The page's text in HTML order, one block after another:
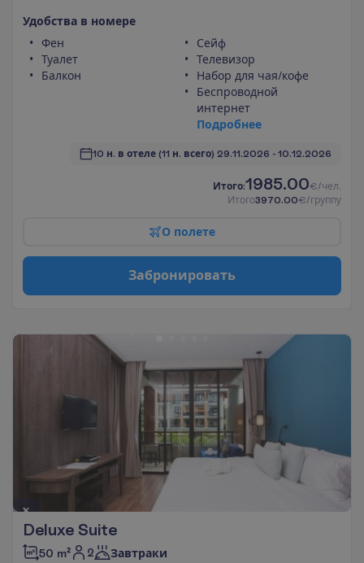
Удобства в номере
Фен
Туалет
Балкон
Сейф
Телевизор
Набор для чая/кофе
Беспроводной
интернет
Подробнее
10 н. в отеле (11 н. всего) 29.11.2026 - 10.12.2026
Итого:1985.00€/чел.
Итого3970.00€/группу
О полете
Забронировать
Deluxe Suite
50 m² 2 Завтраки